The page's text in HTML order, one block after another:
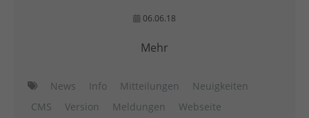
06.06.18
Mehr
News Info Mitteilungen
Neuigkeiten
CMS
Version Meldungen
Webseite